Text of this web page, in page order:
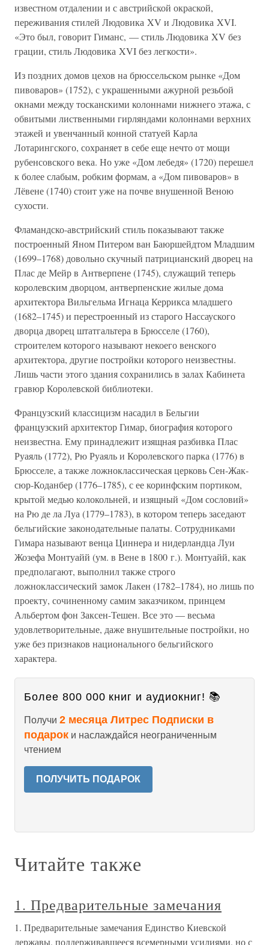
известном отдалении и с австрийской окраской,
переживания стилей Людовика XV и Людовика XVI.
«Это был, говорит Гиманс, — стиль Людовика XV без
грации, стиль Людовика XVI без легкости».
Из поздних домов цехов на брюссельском рынке «Дом
пивоваров» (1752), с украшенными ажурной резьбой
окнами между тосканскими колоннами нижнего этажа, с
обвитыми лиственными гирляндами колоннами верхних
этажей и увенчанный конной статуей Карла
Лотарингского, сохраняет в себе еще нечто от мощи
рубенсовского века. Но уже «Дом лебедя» (1720) перешел
к более слабым, робким формам, а «Дом пивоваров» в
Лёвене (1740) стоит уже на почве внушенной Веною
сухости.
Фламандско-австрийский стиль показывают также
построенный Яном Питером ван Баюршейдтом Младшим
(1699–1768) довольно скучный патрицианский дворец на
Плас де Мейр в Антверпене (1745), служащий теперь
королевским дворцом, антверпенские жилые дома
архитектора Вильгельма Игнаца Керрикса младшего
(1682–1745) и перестроенный из старого Нассауского
дворца дворец штатгальтера в Брюсселе (1760),
строителем которого называют некоего венского
архитектора, другие постройки которого неизвестны.
Лишь части этого здания сохранились в залах Кабинета
гравюр Королевской библиотеки.
Французский классицизм насадил в Бельгии
французский архитектор Гимар, биография которого
неизвестна. Ему принадлежит изящная разбивка Плас
Руаяль (1772), Рю Руаяль и Королевского парка (1776) в
Брюсселе, а также ложноклассическая церковь Сен-Жак-
сюр-Коданбер (1776–1785), с ее коринфским портиком,
крытой медью колокольней, и изящный «Дом сословий»
на Рю де ла Луа (1779–1783), в котором теперь заседают
бельгийские законодательные палаты. Сотрудниками
Гимара называют венца Циннера и нидерландца Луи
Жозефа Монтуайй (ум. в Вене в 1800 г.). Монтуайй, как
предполагают, выполнил также строго
ложноклассический замок Лакен (1782–1784), но лишь по
проекту, сочиненному самим заказчиком, принцем
Альбертом фон Заксен-Тешен. Все это — весьма
удовлетворительные, даже внушительные постройки, но
уже без признаков национального бельгийского
характера.
Более 800 000 книг и аудиокниг! 📚
Получи 2 месяца Литрес Подписки в
подарок и наслаждайся неограниченным
чтением
ПОЛУЧИТЬ ПОДАРОК
Читайте также
1. Предварительные замечания
1. Предварительные замечания Единство Киевской
державы, поддерживавшееся всемерными усилиями, но с